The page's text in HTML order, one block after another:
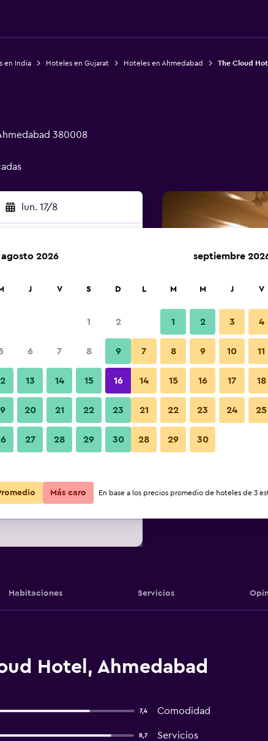
en India Hoteles en Gujarat Hoteles en Ahmedabad The Cloud
380008
lun. 17/8
barata de precio por noche
Total noche
$44 Ver oferta
$55
Habitación
Fotos
Habitaciones Servicios
Hotel, Ahmedabad
7,4 Comodidad
8,7 Servicios
agosto 2026
J V S D
1 2
6 7 8 9
13 14 15 16
20 21 22 23
27 28 29 30
septiembre
L M M J V
1 2 3 4
7 8 9 10 11
14 15 16 17 18
21 22 23 24 25
28 29 30
Más caro En base a los precios promedio de hoteles de 3